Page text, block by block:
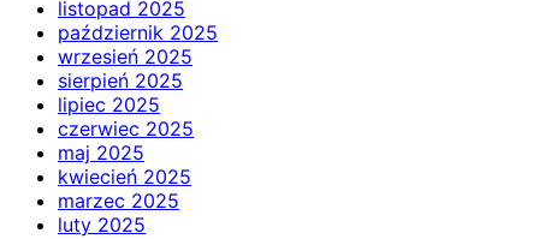
listopad 2025
październik 2025
wrzesień 2025
sierpień 2025
lipiec 2025
czerwiec 2025
maj 2025
kwiecień 2025
marzec 2025
luty 2025